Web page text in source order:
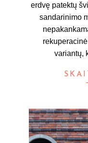
erdvę patektų
sandarinimo
variantų,